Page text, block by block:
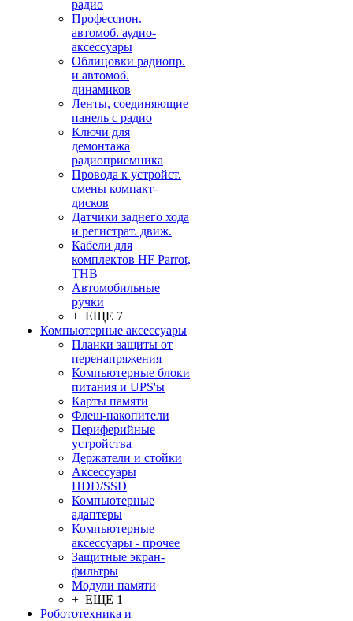
радио
Профессион.
автомоб. аудио-
аксессуары
Облицовки радиопр.
и автомоб.
динамиков
Ленты, соединяющие
панель с радио
Ключи для
демонтажа
радиоприемника
Провода к устройст.
смены компакт-
дисков
Датчики заднего хода
и регистрат. движ.
Кабели для
комплектов HF Parrot,
THB
Автомобильные
ручки
+ ЕЩЕ 7
Компьютерные аксессуары
Планки защиты от
перенапряжения
Компьютерные блоки
питания и UPS'ы
Карты памяти
Флеш-накопители
Периферийные
устройства
Держатели и стойки
Аксессуары
HDD/SSD
Компьютерные
адаптеры
Компьютерные
аксессуары - прочее
Защитные экран-
фильтры
Модули памяти
+ ЕЩЕ 1
Робототехника и